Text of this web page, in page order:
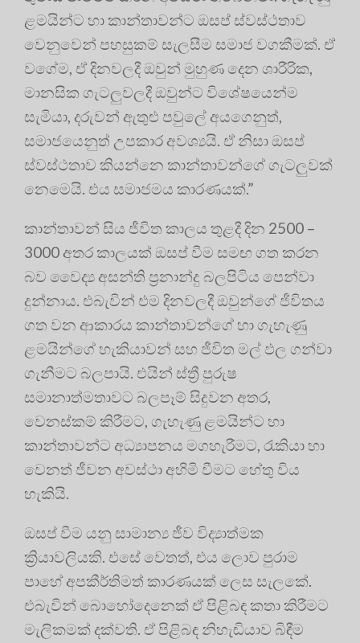
ළමයින්ට හා කාන්තාවන්ට ඔසප් ස්වස්ථතාව
වෙනුවෙන් පහසුකම් සැලසීම සමාජ වගකීමක්. ඒ
වගේම, ඒ දිනවලදී ඔවුන් මුහුණ දෙන ශාරීරික,
මානසික ගැටලුවලදී ඔවුන්ට විශේෂයෙන්ම
සැමියා, දරුවන් ඇතුළු පවුලේ අයගෙනුත්,
සමාජයෙනුත් උපකාර අවශ්‍යයි. ඒ නිසා ඔසප්
ස්වස්ථතාව කියන්නෙ කාන්තාවන්ගේ ගැටලුවක්
නෙමෙයි. එය සමාජමය කාරණයක්.”
කාන්තාවන් සිය ජීවිත කාලය තුළදී දින 2500 –
3000 අතර කාලයක් ඔසප් වීම සමඟ ගත කරන
බව වෛද්‍ය අසන්ති ප්‍ර‍නාන්දු බලපිටිය පෙන්වා
දුන්නාය. එබැවින් එම දිනවලදී ඔවුන්ගේ ජීවිතය
ගත වන ආකාරය කාන්තාවන්ගේ හා ගැහැණු
ළමයින්ගේ හැකියාවන් සහ ජීවිත මල් ඵල ගන්වා
ගැනීමට බලපායි. එයින් ස්ත්‍රී පුරුෂ
සමානාත්මතාවට බලපෑම් සිදුවන අතර,
වෙනස්කම් කිරීමට, ගැහැණු ළමයින්ට හා
කාන්තාවන්ට අධ්‍යාපනය මගහැරීමට, රැකියා හා
වෙනත් ජීවන අවස්ථා අහිමි වීමට හේතු විය
හැකියි.
ඔසප් වීම යනු සාමාන්‍ය ජීව විද්‍යාත්මක
ක්‍රියාවලියකි. එසේ වෙතත්, එය ලොව පුරාම
පාහේ අපකීර්තිමත් කාරණයක් ලෙස සැලකේ.
එබැවින් බොහෝදෙනෙක් ඒ පිළිබඳ කතා කිරීමට
මැලිකමක් දක්වති. ඒ පිළිබඳ නිහැඬියාව බිඳීම